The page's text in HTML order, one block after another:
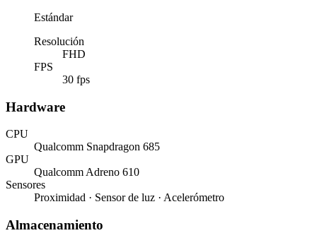
Estándar
Resolución
FHD
FPS
30 fps
Hardware
CPU
Qualcomm Snapdragon 685
GPU
Qualcomm Adreno 610
Sensores
Proximidad · Sensor de luz · Acelerómetro
Almacenamiento